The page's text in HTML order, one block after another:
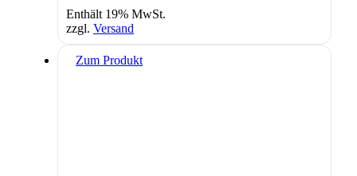
Enthält 19% MwSt.
zzgl. Versand
Zum Produkt